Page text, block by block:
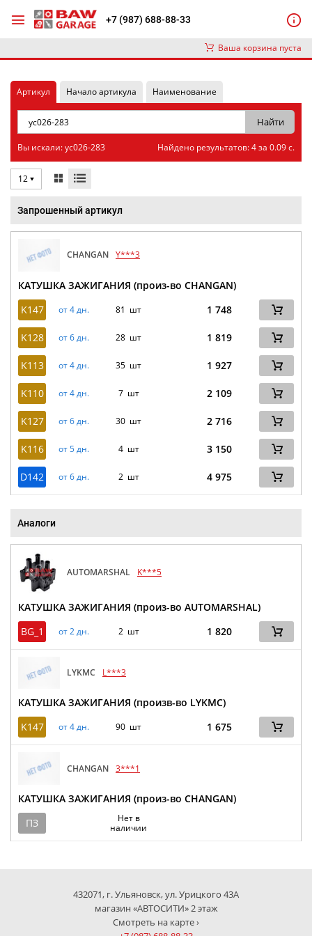
+7 (987) 688-88-33
Ваша корзина пуста
Артикул Начало артикула Наименование
Вы искали: yc026-283 Найдено результатов: 4 за 0.09 с.
12
Запрошенный артикул
CHANGAN Y***3
КАТУШКА ЗАЖИГАНИЯ (произ-во CHANGAN)
K147
от 4 дн. 81 шт 1 748
K128 от 6 дн. 28 шт 1 819
K113 от 4 дн. 35 шт 1 927
K110 от 4 дн. 7 шт 2 109
K127 от 6 дн. 30 шт 2 716
K116 от 5 дн. 4 шт 3 150
D142 от 6 дн. 2 шт 4 975
Аналоги
AUTOMARSHAL K***5
КАТУШКА ЗАЖИГАНИЯ (произ-во AUTOMARSHAL)
BG_1
от 2 дн. 2 шт 1 820
LYKMC L***3
КАТУШКА ЗАЖИГАНИЯ (произв-во LYKMC)
K147
от 4 дн. 90 шт 1 675
CHANGAN 3***1
КАТУШКА ЗАЖИГАНИЯ (произ-во CHANGAN)
ПЗ
Нет в
наличии
432071, г. Ульяновск, ул. Урицкого 43А
магазин «АВТОСИТИ» 2 этаж
Смотреть на карте ›